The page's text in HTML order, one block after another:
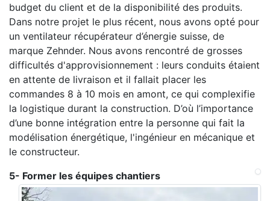
budget du client et de la disponibilité des produits.
Dans notre projet le plus récent, nous avons opté pour
un ventilateur récupérateur d’énergie suisse, de
marque Zehnder. Nous avons rencontré de grosses
difficultés d'approvisionnement : leurs conduits étaient
en attente de livraison et il fallait placer les
commandes 8 à 10 mois en amont, ce qui complexifie
la logistique durant la construction. D’où l’importance
d’une bonne intégration entre la personne qui fait la
modélisation énergétique, l'ingénieur en mécanique et
le constructeur.
5- Former les équipes chantiers